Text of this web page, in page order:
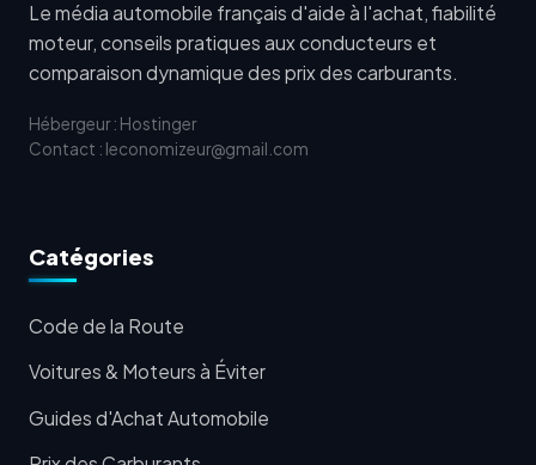
Le média automobile français d'aide à l'achat, fiabilité
moteur, conseils pratiques aux conducteurs et
comparaison dynamique des prix des carburants.
Hébergeur : Hostinger
Contact : leconomizeur@gmail.com
Catégories
Code de la Route
Voitures & Moteurs à Éviter
Guides d'Achat Automobile